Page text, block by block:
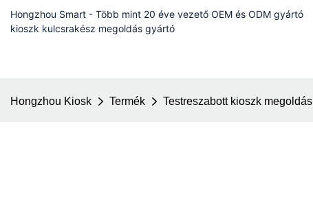
Hongzhou Smart - Több mint 20 éve vezető OEM és ODM gyártó
kioszk kulcsrakész megoldás gyártó
Hongzhou Kiosk Termék Testreszabott kioszk megoldás